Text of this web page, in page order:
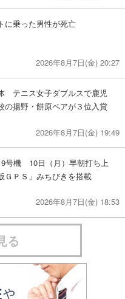
に乗った男性が死亡
2026年8月7日(金) 20:27
テニス女子ダブルスで鹿児
の揚野・餅原ペアが３位入賞
2026年8月7日(金) 19:49
9号機 10日（月）早朝打ち上
ＰＳ」みちびきを搭載
2026年8月7日(金) 18:53
る